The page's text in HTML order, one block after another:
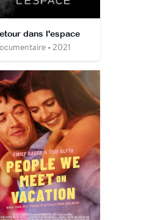
dans l'espace
• 2021